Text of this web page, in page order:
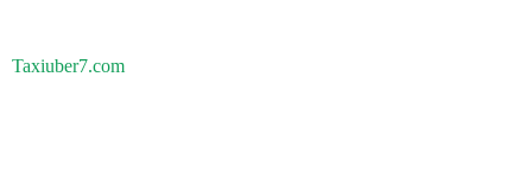
Taxiuber7.com